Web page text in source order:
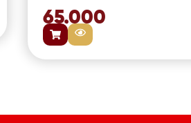
65.000